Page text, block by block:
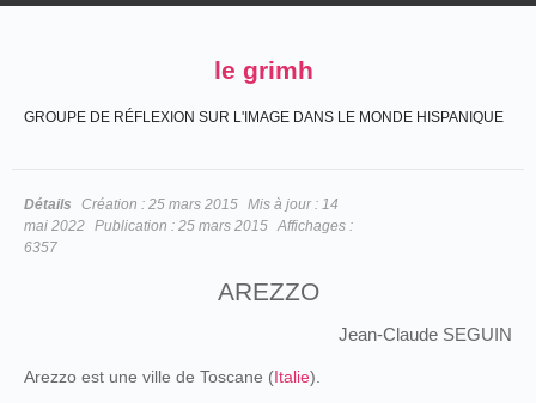
le grimh
GROUPE DE RÉFLEXION SUR L'IMAGE DANS LE MONDE HISPANIQUE
Détails Création : 25 mars 2015 Mis à jour : 14
mai 2022 Publication : 25 mars 2015 Affichages :
6357
AREZZO
Jean-Claude SEGUIN
Arezzo est une ville de Toscane (Italie).